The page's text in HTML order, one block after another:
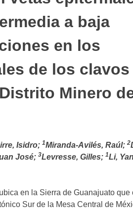
a baja
en los
de los clavos
Minero
Isidro; 1Miranda-Avilés, Raúl; 2
José; 3Levresse, Gilles; 1Li,
en la Sierra de Guanajuato que
Sur de la Mesa Central de